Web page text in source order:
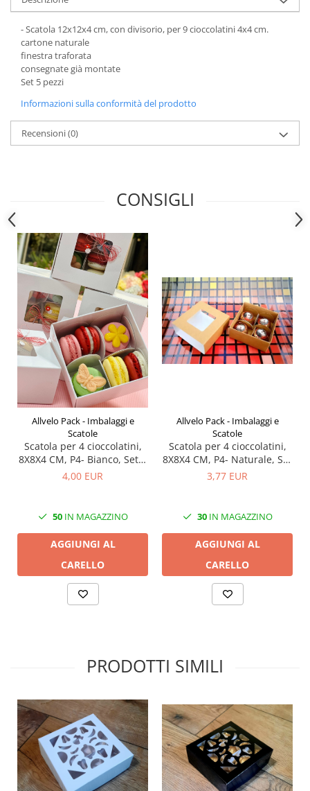
Scatole Piccole per 2–10 Macarons
Scatole per Panettone
Scatole per Panettone e Rotoli
Dolci
Scatole per Uova e Figure di
Scatole Personalizzate
Vassoi in Cartone
Vassoi per Pasticcini e Torte
- Scatola 12x12x4 cm, con divisorio, per 9 cioccolatini 4x4 cm.
cartone naturale
finestra traforata
consegnate già montate
Set 5 pezzi
Informazioni sulla conformità del prodotto
Recensioni(0)
CONSIGLI
Allvelo Pack - Imbalaggi e
Scatole
Scatola per 4 cioccolatini,
8X8X4 CM, P4- Bianco, Set 5
Pezzi
4,00 EUR
50IN MAGAZZINO
AGGIUNGI AL
CARELLO
Allvelo Pack - Imbalaggi e
Scatole
Scatola per 4 cioccolatini,
8X8X4 CM, P4- Naturale, Set
5 Pezzi
3,77 EUR
30IN MAGAZZINO
AGGIUNGI AL
CARELLO
PRODOTTI SIMILI